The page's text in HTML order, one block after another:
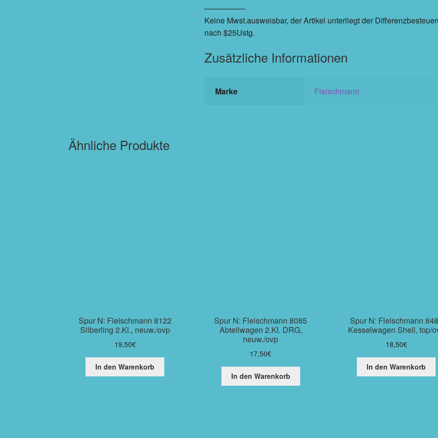
—————-
Keine Mwst.ausweisbar, der Artikel unterliegt der
nach $25Ustg.
Zusätzliche Informationen
Marke Fleischmann
Ähnliche Produkte
Spur N: Fleischmann 8122
Silberling 2.Kl., neuw./ovp
19,50€
In den Warenkorb
Spur N: Fleischmann 8085
Abteilwagen 2.Kl. DRG,
neuw./ovp
17,50€
In den Warenkorb
Spur N: Fleischmann
Kesselwagen Shell, top/
18,50€
In den Warenkorb